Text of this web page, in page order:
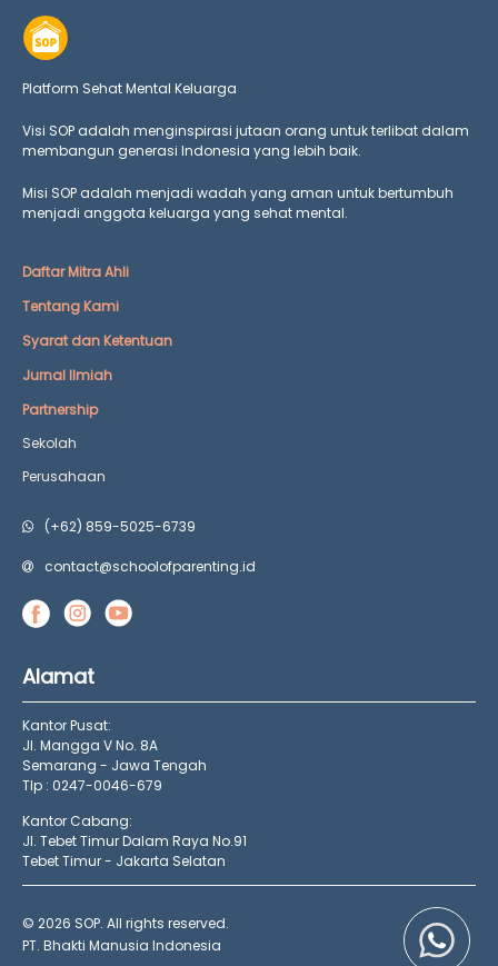
Platform Sehat Mental Keluarga
Visi SOP adalah menginspirasi jutaan orang untuk terlibat dalam
membangun generasi Indonesia yang lebih baik.
Misi SOP adalah menjadi wadah yang aman untuk bertumbuh
menjadi anggota keluarga yang sehat mental.
Daftar Mitra Ahli
Tentang Kami
Syarat dan Ketentuan
Jurnal Ilmiah
Partnership
Sekolah
Perusahaan
(+62) 859-5025-6739
contact@schoolofparenting.id
Alamat
Kantor Pusat:
Jl. Mangga V No. 8A
Semarang - Jawa Tengah
Tlp : 0247-0046-679
Kantor Cabang:
Jl. Tebet Timur Dalam Raya No.91
Tebet Timur - Jakarta Selatan
© 2026 SOP. All rights reserved.
PT. Bhakti Manusia Indonesia